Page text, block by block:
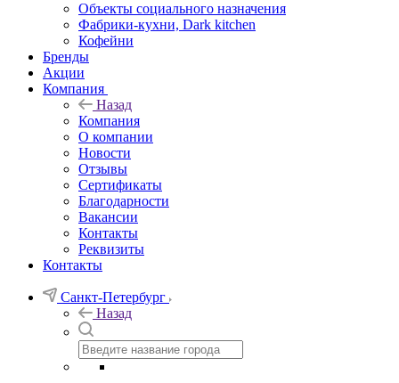
Объекты социального назначения
Фабрики-кухни, Dark kitchen
Кофейни
Бренды
Акции
Компания
Назад
Компания
О компании
Новости
Отзывы
Сертификаты
Благодарности
Вакансии
Контакты
Реквизиты
Контакты
Санкт-Петербург
Назад